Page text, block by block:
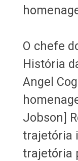
O chefe
História
Angel
Jobson]
trajetória
trajetória